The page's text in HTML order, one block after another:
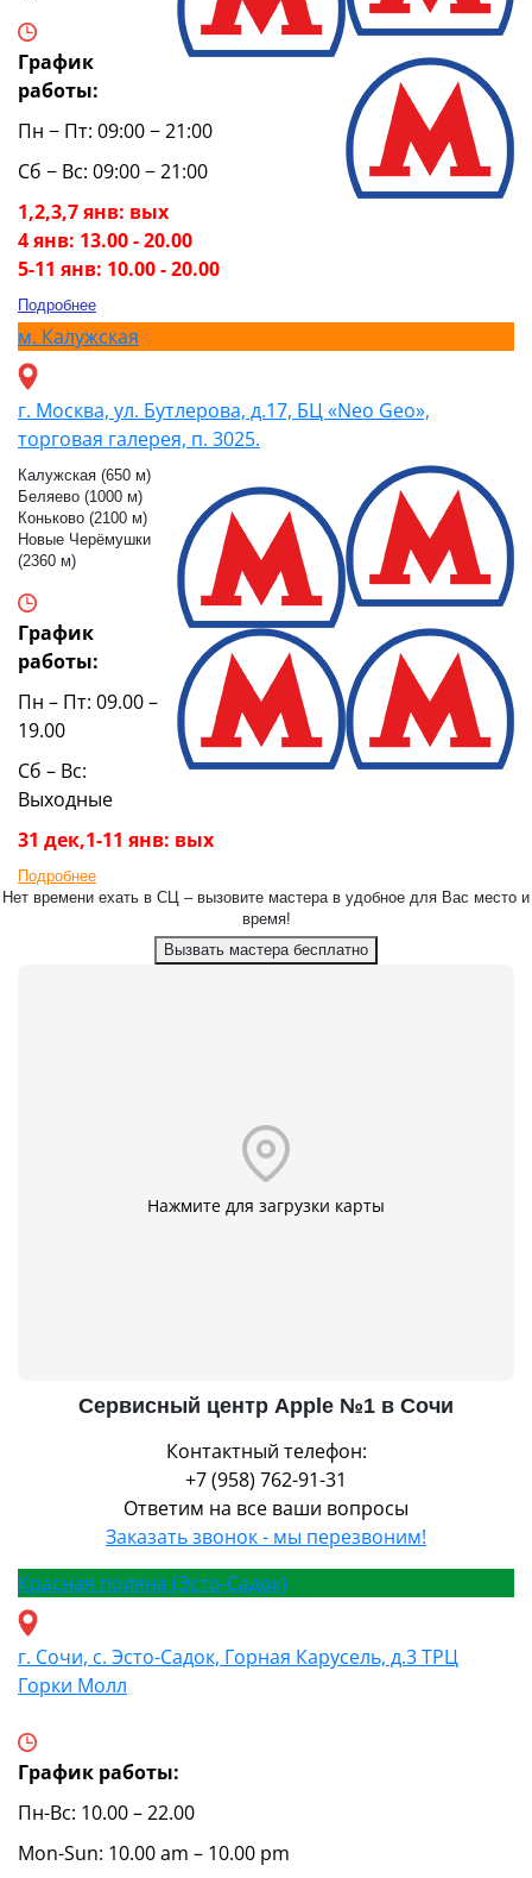
График
работы:
Пн − Пт: 09:00 − 21:00
Сб − Вс: 09:00 − 21:00
1,2,3,7 янв: вых
4 янв: 13.00 - 20.00
5-11 янв: 10.00 - 20.00
Подробнее
м. Калужская
г. Москва, ул. Бутлерова, д.17, БЦ «Neo Geo»,
торговая галерея, п. 3025.
Калужская (650 м)
Беляево (1000 м)
Коньково (2100 м)
Новые Черёмушки
(2360 м)
График
работы:
Пн – Пт: 09.00 –
19.00
Сб – Вс:
Выходные
31 дек,1-11 янв: вых
Подробнее
Нет времени ехать в СЦ – вызовите мастера в удобное для Вас место и
время!
Вызвать мастера бесплатно
Нажмите для загрузки карты
Сервисный центр Apple №1 в Сочи
Контактный телефон:
+7 (958) 762-91-31
Ответим на все ваши вопросы
Заказать звонок - мы перезвоним!
Красная поляна (Эсто-Садок)
г. Сочи, с. Эсто-Садок, Горная Карусель, д.3 ТРЦ
Горки Молл
График работы:
Пн-Вс: 10.00 – 22.00
Mon-Sun: 10.00 am – 10.00 pm